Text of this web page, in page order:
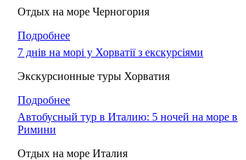
Отдых на море Черногория
Подробнее
7 днів на морі у Хорватії з екскурсіями
Экскурсионные туры Хорватия
Подробнее
Автобусный тур в Италию: 5 ночей на море в
Римини
Отдых на море Италия